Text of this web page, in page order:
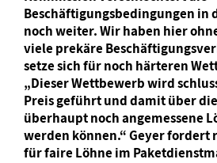
Beschäftigungsbedingungen in
noch weiter. Wir haben hier
viele prekäre
setze sich für noch härteren
„Dieser Wettbewerb wird
Preis geführt und damit über
überhaupt noch angemessene
werden können.“ Geyer fordert
für faire Löhne im